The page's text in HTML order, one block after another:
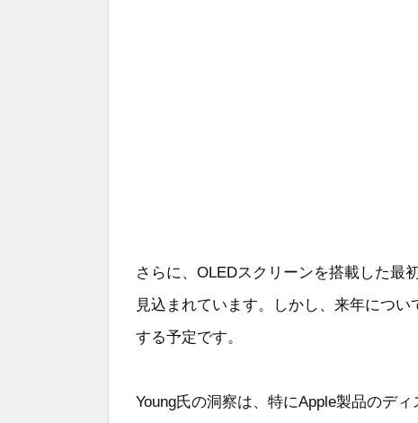
さらに、OLEDスクリーンを搭載した最
見込まれています。しかし、来年につ
する予定です。
Young氏の洞察は、特にApple製品のデ